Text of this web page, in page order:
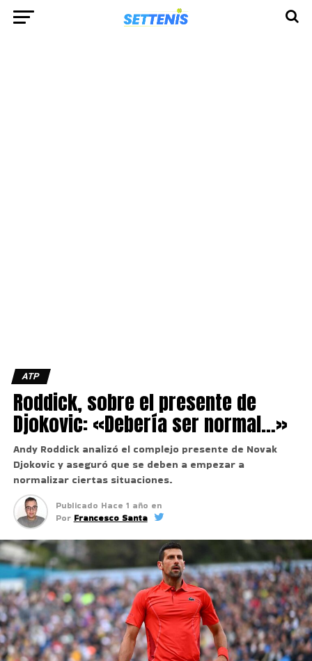
ATP
Roddick, sobre el presente de
Djokovic: «Debería ser normal…»
Andy Roddick analizó el complejo presente de Novak
Djokovic y aseguró que se deben a empezar a
normalizar ciertas situaciones.
Publicado Hace 1 año en
Por Francesco Santa